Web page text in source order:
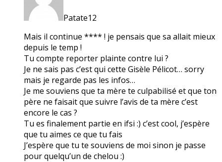
Patate12
Mais il continue **** ! je pensais que sa allait mieux
depuis le temp !
Tu compte reporter plainte contre lui ?
Je ne sais pas c’est qui cette Gisèle Pélicot… sorry
mais je regarde pas les infos…
Je me souviens que ta mère te culpabilisé et que ton
père ne faisait que suivre l’avis de ta mère c’est
encore le cas ?
Tu es finalement partie en ifsi :) c’est cool, j’espère
que tu aimes ce que tu fais
J’espère que tu te souviens de moi sinon je passe
pour quelqu’un de chelou :)